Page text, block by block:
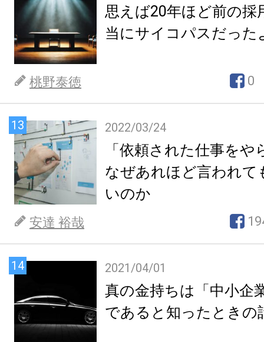
思えば20年ほど前の採
当にサイコパスだった
桃野泰徳 0
13 2022/03/24
「依頼された仕事を
なぜあれほど言われて
いのか
安達 裕哉
14 2021/04/01
真の金持ちは「中小企
であると知ったときの